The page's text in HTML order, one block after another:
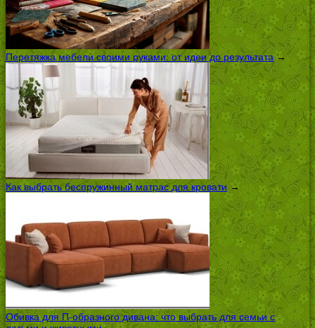
Перетяжка мебели своими руками: от идеи до результата→
Как выбрать беспружинный матрас для кровати →
Обивка для П-образного дивана: что выбрать для семьи с